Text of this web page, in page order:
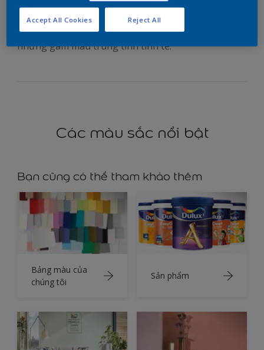
Pha trộn những sắc thái xanh dương huyền ảo với
những gam màu trung tính tinh tế.
Các màu sắc nổi bật
Bạn cũng có thể tham khảo thêm
Bảng màu của
chúng tôi
Sản phẩm
Reject All
Accept All Cookies